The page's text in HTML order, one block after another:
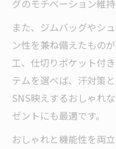
グのモチベーション維持
また、ジムバッグやシ
ン性を兼ね備えたもの
工、仕切りポケット付
テムを選べば、汗対策
SNS映えするおしゃれ
ゼントにも最適です。
おしゃれと機能性を両